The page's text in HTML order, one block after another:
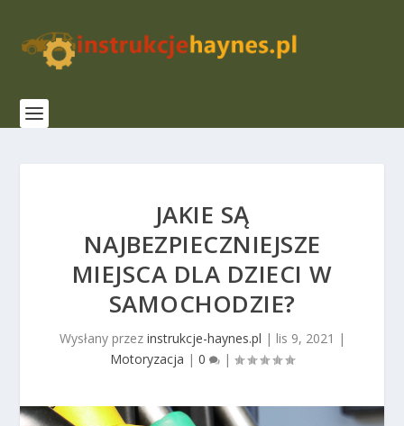
JAKIE SĄ
NAJBEZPIECZNIEJSZE
MIEJSCA DLA DZIECI W
SAMOCHODZIE?
Wysłany przez instrukcje-haynes.pl | lis 9, 2021 |
Motoryzacja | 0 |